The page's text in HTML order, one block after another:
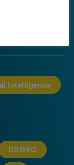
Intelligence
DSGVO